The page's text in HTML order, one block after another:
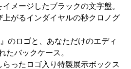
メージしたブラックの文字盤。
がるインダイヤルの秒クロノグ
のロゴと、あなただけのエディ
たバックケース。
ったロゴ入り特製展示ボックス